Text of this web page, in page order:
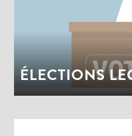
LA VILLE
ÉLECTIONS